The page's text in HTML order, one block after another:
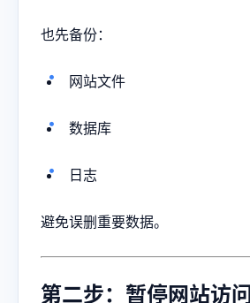
也先备份：
网站文件
数据库
日志
避免误删重要数据。
第二步：暂停网站访问